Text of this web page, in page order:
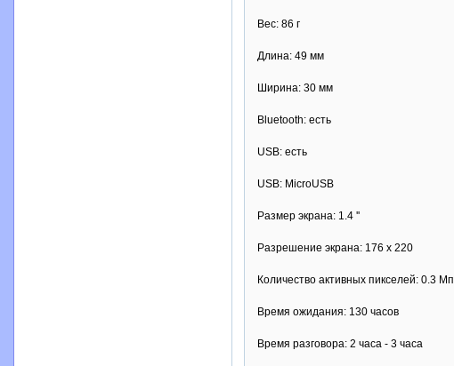
Вес: 86 г
Длина: 49 мм
Ширина: 30 мм
Bluetooth: есть
USB: есть
USB: MicroUSB
Размер экрана: 1.4 ''
Разрешение экрана: 176 x 220
Количество активных пикселей: 0.3 Мп
Время ожидания: 130 часов
Время разговора: 2 часа - 3 часа